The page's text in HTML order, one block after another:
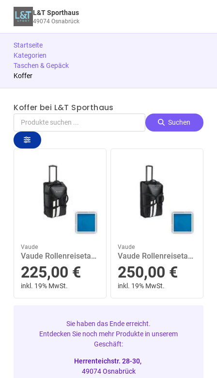
L&T Sporthaus
49074 Osnabrück
Startseite
Kategorien
Taschen & Gepäck
Koffer
Koffer bei L&T Sporthaus
Suchen
Vaude
Vaude Rollenreisetasche mit 2 Rollen Rotuma 65 New Islands M Blau
225,00 €
inkl. 19% MwSt.
Vaude
Vaude Rollenreisetasche mit 2 Rollen Rotuma 90 New Islands L Blau
250,00 €
inkl. 19% MwSt.
Sie haben das Ende erreicht.
Entdecken Sie noch mehr Produkte in unserem
Geschäft:
Herrenteichstr. 28-30,
49074 Osnabrück